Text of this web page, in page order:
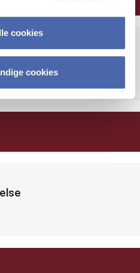
cookies
cookies